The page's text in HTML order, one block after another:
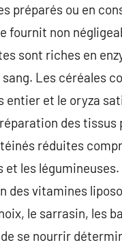
préparés ou en
fournit non
sont riches en
Les céréales
entier et le oryza
des tissus
réduites
les
des vitamines
le sarrasin, les
se nourrir